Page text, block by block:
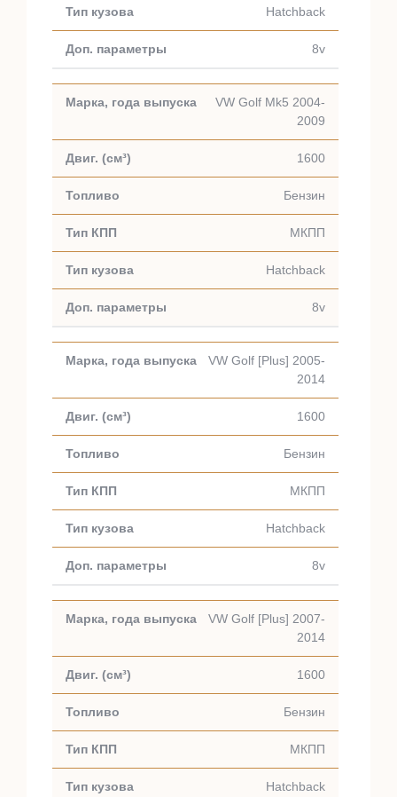
Hatchback
8v
VW Golf Mk5 2004-
2009
1600
Бензин
МКПП
Hatchback
8v
VW Golf [Plus] 2005-
2014
1600
Бензин
МКПП
Hatchback
8v
VW Golf [Plus] 2007-
2014
1600
Бензин
МКПП
Hatchback